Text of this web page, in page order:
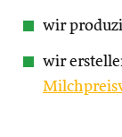
wir
wir